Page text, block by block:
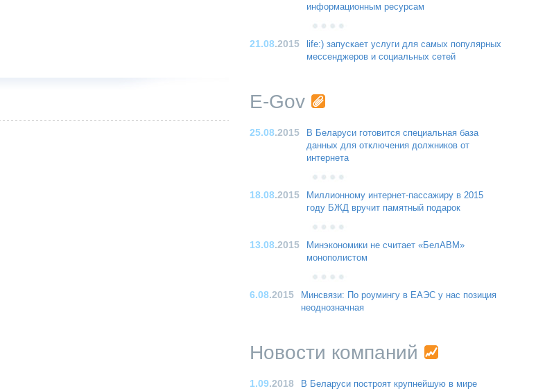
информационным ресурсам
21.08.2015
life:) запускает услуги для самых популярных
мессенджеров и социальных сетей
E-Gov
25.08.2015
В Беларуси готовится специальная база
данных для отключения должников от
интернета
18.08.2015
Миллионному интернет-пассажиру в 2015
году БЖД вручит памятный подарок
13.08.2015
Минэкономики не считает «БелАВМ»
монополистом
6.08.2015
Минсвязи: По роумингу в ЕАЭС у нас позиция
неоднозначная
Новости компаний
1.09.2018
В Беларуси построят крупнейшую в мире